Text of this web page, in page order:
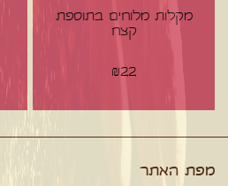
מקלות מלוחים בתוספת
קצח
₪22
מפת האתר